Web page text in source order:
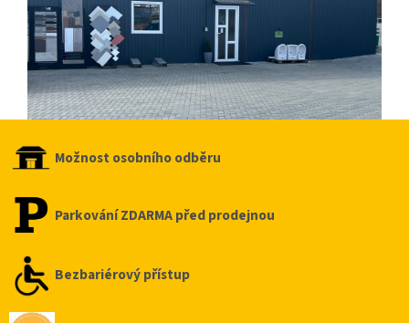
Možnost osobního odběru
Parkování ZDARMA před prodejnou
Bezbariérový přístup